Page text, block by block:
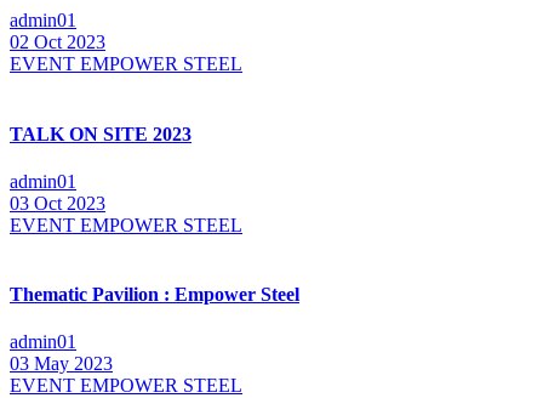
admin01
02 Oct 2023
EVENT EMPOWER STEEL
TALK ON SITE 2023
admin01
03 Oct 2023
EVENT EMPOWER STEEL
Thematic Pavilion : Empower Steel
admin01
03 May 2023
EVENT EMPOWER STEEL